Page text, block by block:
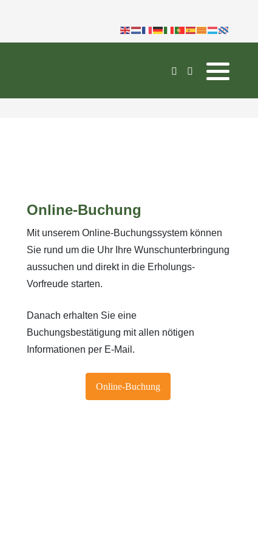
Online-Buchung
Mit unserem Online-Buchungssystem können
Sie rund um die Uhr Ihre Wunschunterbringung
aussuchen und direkt in die Erholungs-
Vorfreude starten.
Danach erhalten Sie eine
Buchungsbestätigung mit allen nötigen
Informationen per E-Mail.
Online-Buchung